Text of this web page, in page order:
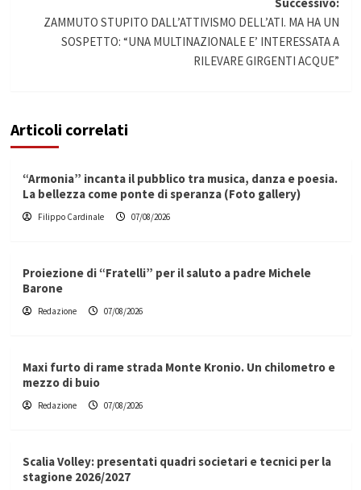
Successivo:
ZAMMUTO STUPITO DALL’ATTIVISMO DELL’ATI. MA HA UN
SOSPETTO: “UNA MULTINAZIONALE E’ INTERESSATA A
RILEVARE GIRGENTI ACQUE”
Articoli correlati
“Armonia” incanta il pubblico tra musica, danza e poesia.
La bellezza come ponte di speranza (Foto gallery)
Filippo Cardinale 07/08/2026
Proiezione di “Fratelli” per il saluto a padre Michele
Barone
Redazione 07/08/2026
Maxi furto di rame strada Monte Kronio. Un chilometro e
mezzo di buio
Redazione 07/08/2026
Scalia Volley: presentati quadri societari e tecnici per la
stagione 2026/2027